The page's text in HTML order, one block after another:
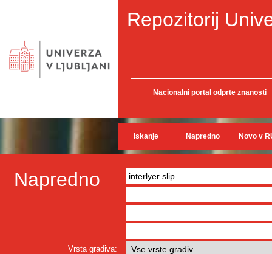
Repozitorij
Nacionalni portal odprte znanosti
Iskanje Napredno Novo v
Napredno
Vrsta gradiva: